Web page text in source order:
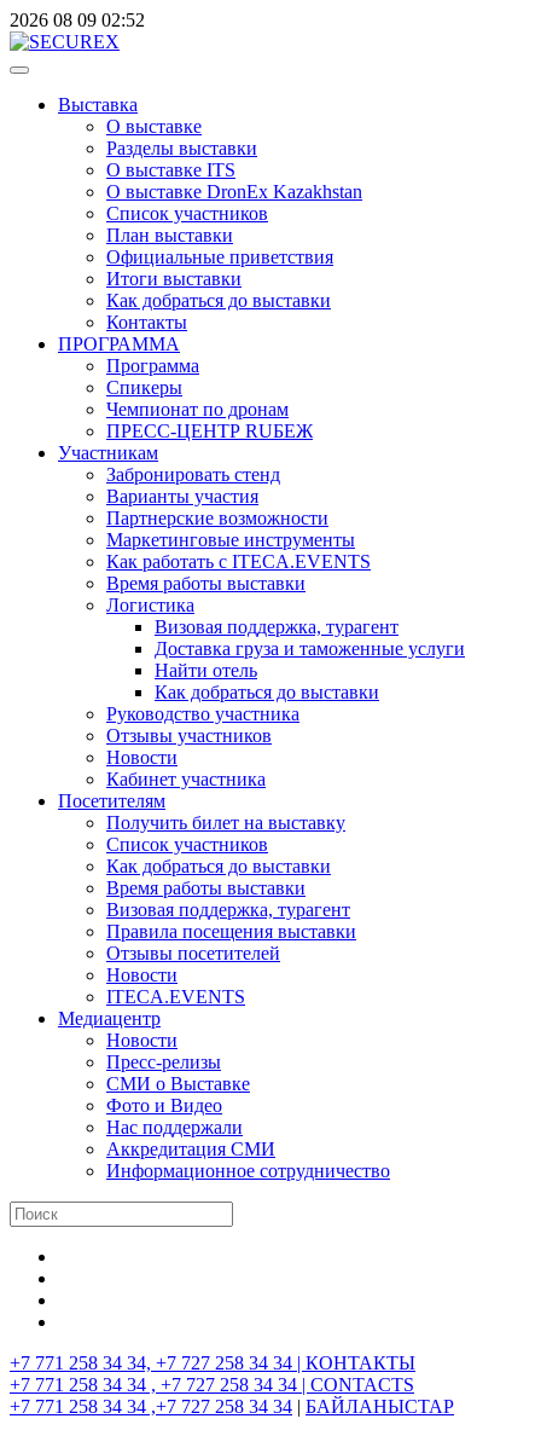
2026 08 09 02:52
Выставка
О выставке
Разделы выставки
О выставке ITS
О выставке DronEx Kazakhstan
Список участников
План выставки
Официальные приветствия
Итоги выставки
Как добраться до выставки
Контакты
ПРОГРАММА
Программа
Спикеры
Чемпионат по дронам
ПРЕСС-ЦЕНТР RUБЕЖ
Участникам
Забронировать стенд
Варианты участия
Партнерские возможности
Маркетинговые инструменты
Как работать с ITECA.EVENTS
Время работы выставки
Логистика
Визовая поддержка, турагент
Доставка груза и таможенные услуги
Найти отель
Как добраться до выставки
Руководство участника
Отзывы участников
Новости
Кабинет участника
Посетителям
Получить билет на выставку
Список участников
Как добраться до выставки
Время работы выставки
Визовая поддержка, турагент
Правила посещения выставки
Отзывы посетителей
Новости
ITECA.EVENTS
Медиацентр
Новости
Пресс-релизы
СМИ о Выставке
Фото и Видео
Нас поддержали
Аккредитация СМИ
Информационное сотрудничество
+7 771 258 34 34, +7 727 258 34 34 | КОНТАКТЫ
+7 771 258 34 34 , +7 727 258 34 34 | CONTACTS
+7 771 258 34 34 ,+7 727 258 34 34 | БАЙЛАНЫСТАР